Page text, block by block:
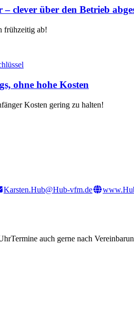
clever über den Betrieb
frühzeitig ab!
ohne hohe Kosten
Kosten gering zu halten!
Karsten.Hub@Hub-vfm.de
Termine auch gerne nach